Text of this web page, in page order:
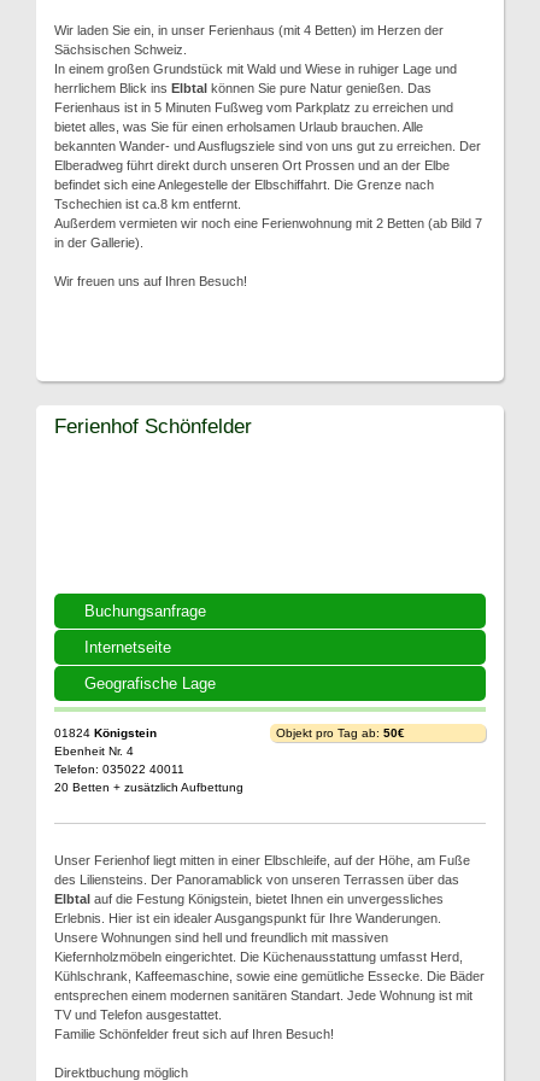
Wir laden Sie ein, in unser Ferienhaus (mit 4 Betten) im Herzen der
Sächsischen Schweiz.
In einem großen Grundstück mit Wald und Wiese in ruhiger Lage und
herrlichem Blick ins Elbtal können Sie pure Natur genießen. Das
Ferienhaus ist in 5 Minuten Fußweg vom Parkplatz zu erreichen und
bietet alles, was Sie für einen erholsamen Urlaub brauchen. Alle
bekannten Wander- und Ausflugsziele sind von uns gut zu erreichen. Der
Elberadweg führt direkt durch unseren Ort Prossen und an der Elbe
befindet sich eine Anlegestelle der Elbschiffahrt. Die Grenze nach
Tschechien ist ca.8 km entfernt.
Außerdem vermieten wir noch eine Ferienwohnung mit 2 Betten (ab Bild 7
in der Gallerie).
Wir freuen uns auf Ihren Besuch!
Buchungsanfrage
Internetseite
Geografische Lage
Ferienhof Schönfelder
01824 Königstein
Ebenheit Nr. 4
Telefon: 035022 40011
20 Betten + zusätzlich Aufbettung
Objekt pro Tag ab: 50€
Unser Ferienhof liegt mitten in einer Elbschleife, auf der Höhe, am Fuße
des Liliensteins. Der Panoramablick von unseren Terrassen über das
Elbtal auf die Festung Königstein, bietet Ihnen ein unvergessliches
Erlebnis. Hier ist ein idealer Ausgangspunkt für Ihre Wanderungen.
Unsere Wohnungen sind hell und freundlich mit massiven
Kiefernholzmöbeln eingerichtet. Die Küchenausstattung umfasst Herd,
Kühlschrank, Kaffeemaschine, sowie eine gemütliche Essecke. Die Bäder
entsprechen einem modernen sanitären Standart. Jede Wohnung ist mit
TV und Telefon ausgestattet.
Familie Schönfelder freut sich auf Ihren Besuch!
Direktbuchung möglich